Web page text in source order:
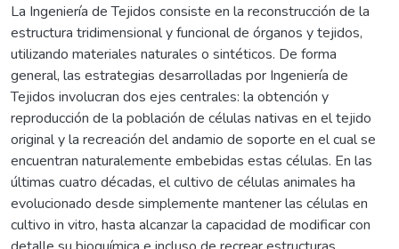
La Ingeniería de Tejidos consiste en la reconstrucción de la
estructura tridimensional y funcional de órganos y tejidos,
utilizando materiales naturales o sintéticos. De forma
general, las estrategias desarrolladas por Ingeniería de
Tejidos involucran dos ejes centrales: la obtención y
reproducción de la población de células nativas en el tejido
original y la recreación del andamio de soporte en el cual se
encuentran naturalemente embebidas estas células. En las
últimas cuatro décadas, el cultivo de células animales ha
evolucionado desde simplemente mantener las células en
cultivo in vitro, hasta alcanzar la capacidad de modificar con